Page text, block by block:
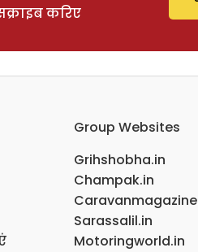
करिए
Group Websites
Grihshobha.in
Champak.in
Sarassalil.in
Motoringworld.in